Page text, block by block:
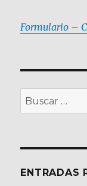
Formulario –
Buscar
por:
ENTRADAS